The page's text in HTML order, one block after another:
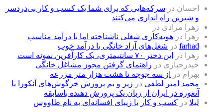
احسان در سرکه‌هایی که برای شما یک کسب و کار بی‌دردسر
و شیرین راه اندازی می‌کنند
زهرا مرادی در
زهرا
در هویه‌کاری شغلی ناشناخته اما با درآمد مناسب
farhad در شغل‌های آزاد خانگی با درآمد خوب
زهرا
در
این دختر ۷۰ سانتیمتری، یک کارآفرین نمونه است
حیدرجباری در راهنمای گرفتن مجوز مشاغل خانگی
بهرام در
از سه جوجه تا هشت هزار متر مزرعه
محمد امیر لطفی در زیر و بم پرورش خرگوش‌های آنکورا یا
آنغوره در ایران از زبان یک پرورش دهنده باسابقه
لیلا در کسب و کار با زیبای افسانه‌ای به نام طاووس